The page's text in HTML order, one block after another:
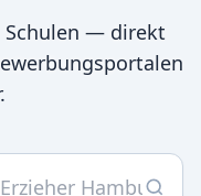
Schulen — direkt